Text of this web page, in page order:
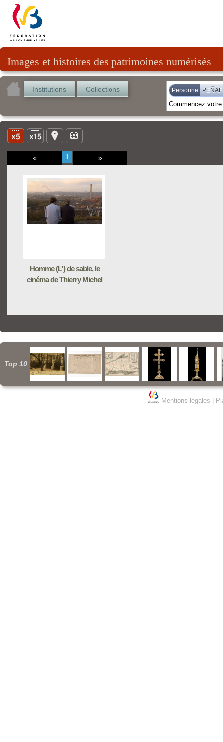
Images et histoires des patrimoines numérisés
Institutions Collections Personne
« 1 »
Homme (L') de sable, le
cinéma de Thierry Michel
Top 10
Mentions légales